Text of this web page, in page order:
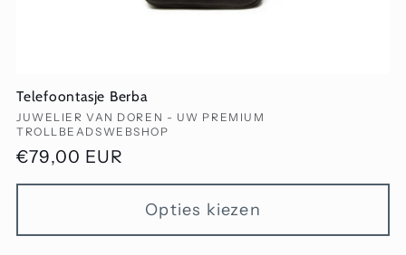
Telefoontasje Berba
Verkoper:
JUWELIER VAN DOREN - UW PREMIUM
TROLLBEADSWEBSHOP
Normale
prijs
€79,00 EUR
Opties kiezen